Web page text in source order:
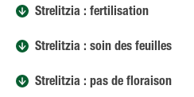
Strelitzia : fertilisation
Strelitzia : soin des feuilles
Strelitzia : pas de floraison